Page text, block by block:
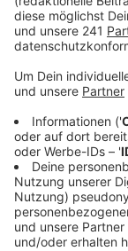
zwei
Veröffentlicht:
Anzeige
Wer von Köln
zweimal die
fahren, um
können.